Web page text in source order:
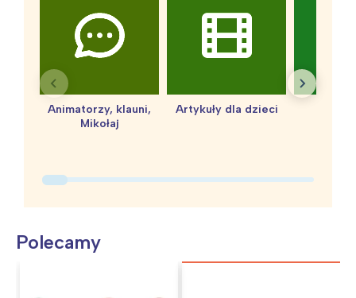
Animatorzy, klauni,
Mikołaj
Artykuły dla dzieci
Polecamy